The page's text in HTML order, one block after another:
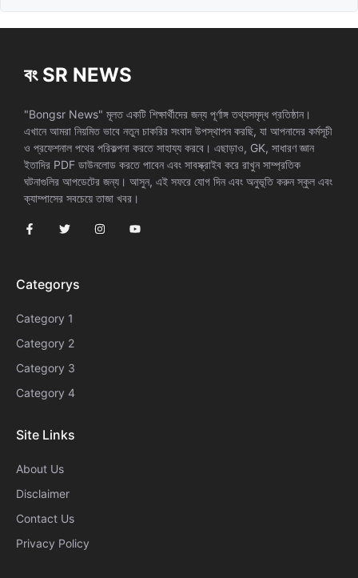
বং SR NEWS
"Bongsr News" মূলত একটি শিক্ষার্থীদের জন্য পূর্ণাঙ্গ তথ্যসমৃদ্ধ প্রতিষ্ঠান।
এখানে আমরা নিয়মিত ভাবে নতুন চাকরির সংবাদ উপস্থাপন করছি, যা আপনাদের কর্মসূচী
ও প্রফেশনাল পথের পরিকল্পনা করতে সাহায্য করবে। এছাড়াও, GK, সাধারণ জ্ঞান
ইতাদির PDF ডাউনলোড করতে পাবেন এবং সাবস্ক্রাইব করে রাখুন সাম্প্রতিক
ঘটনাগুলির আপডেটের জন্য। আসুন, এই সফরে যোগ দিন এবং অনুভূতি করুন স্কুল এবং
ক্যাম্পাসের সবচেয়ে তাজা খবর।
Categorys
Category 1
Category 2
Category 3
Category 4
Site Links
About Us
Disclaimer
Contact Us
Privacy Policy